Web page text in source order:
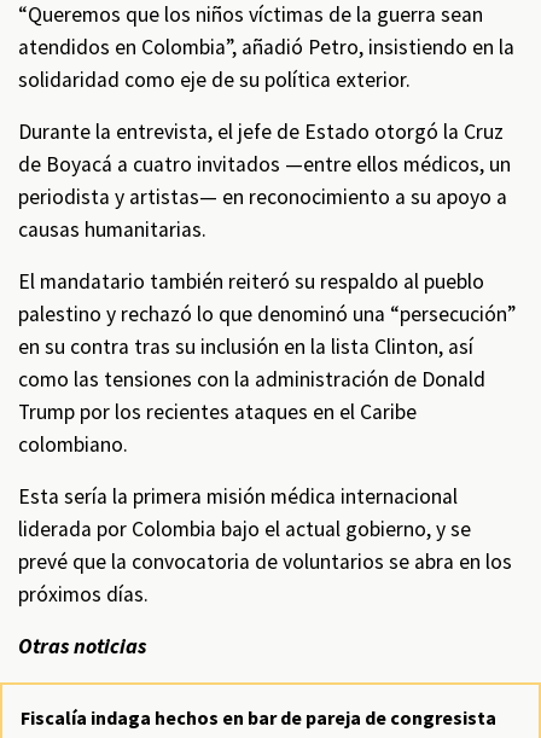
“Queremos que los niños víctimas de la guerra sean
atendidos en Colombia”, añadió Petro, insistiendo en la
solidaridad como eje de su política exterior.
Durante la entrevista, el jefe de Estado otorgó la Cruz
de Boyacá a cuatro invitados —entre ellos médicos, un
periodista y artistas— en reconocimiento a su apoyo a
causas humanitarias.
El mandatario también reiteró su respaldo al pueblo
palestino y rechazó lo que denominó una “persecución”
en su contra tras su inclusión en la lista Clinton, así
como las tensiones con la administración de Donald
Trump por los recientes ataques en el Caribe
colombiano.
Esta sería la primera misión médica internacional
liderada por Colombia bajo el actual gobierno, y se
prevé que la convocatoria de voluntarios se abra en los
próximos días.
Otras noticias
Fiscalía indaga hechos en bar de pareja de congresista